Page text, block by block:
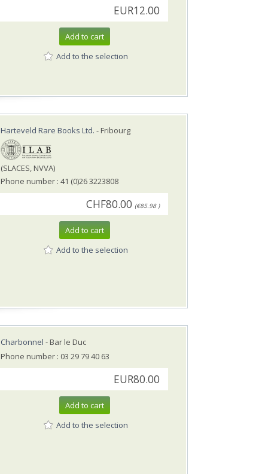
EUR12.00
Add to cart
Add to the selection
Harteveld Rare Books Ltd. - Fribourg
(SLACES, NVVA)
Phone number : 41 (0)26 3223808
CHF80.00 (€85.98 )
Add to cart
Add to the selection
Charbonnel - Bar le Duc
Phone number : 03 29 79 40 63
EUR80.00
Add to cart
Add to the selection